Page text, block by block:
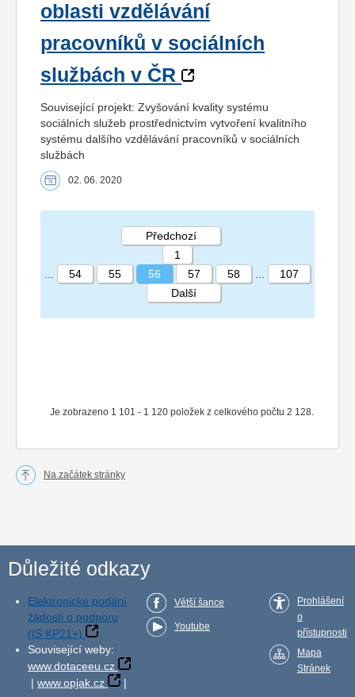
oblasti vzdělávání
pracovníků v sociálních
službách v ČR
Související projekt: Zvyšování kvality systému
sociálních služeb prostřednictvím vytvoření kvalitního
systému dalšího vzdělávání pracovníků v sociálních
službách
02. 06. 2020
STRÁNKA 56 107
Je zobrazeno 1 101 - 1 120 položek z celkového počtu 2 128.
Předchozí
1
54 55 56 57 58
107
Další
Na začátek stránky
Důležité odkazy
Elektronické podání
žádosti o podporu
(IS KP21+)
Související weby:
www.dotaceeu.cz
| www.opjak.cz
|
Větší šance
Youtube
Prohlášení
o
přístupnosti
Mapa
Stránek